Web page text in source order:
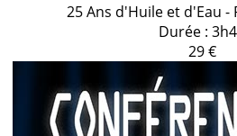
25 Ans d'Huile et d'Eau -
Durée :
29 €